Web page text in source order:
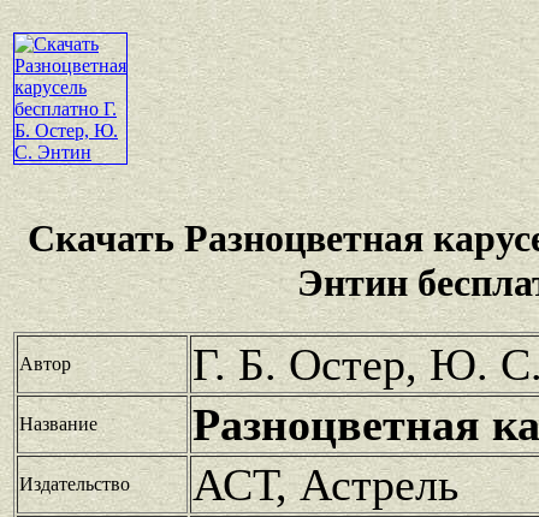
Скачать Разноцветная
Энтин
Автор Г. Б. Остер, Ю.
Название Разноцветная
Издательство АСТ, Астрель